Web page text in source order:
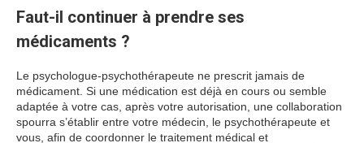
Faut-il continuer à prendre ses
médicaments ?
Le psychologue-psychothérapeute ne prescrit jamais de
médicament. Si une médication est déjà en cours ou semble
adaptée à votre cas, après votre autorisation, une collaboration
spourra s’établir entre votre médecin, le psychothérapeute et
vous, afin de coordonner le traitement médical et